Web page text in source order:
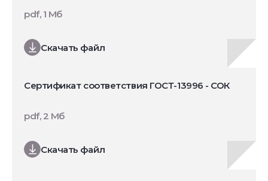
Скачать файл
pdf, 1 Мб
Сертификат соответствия ГОСТ-13996 - СОК
Скачать файл
pdf, 2 Мб